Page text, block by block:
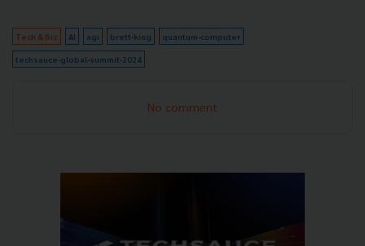
Tech & Biz AI agi brett-king quantum-computer
techsauce-global-summit-2024
No comment